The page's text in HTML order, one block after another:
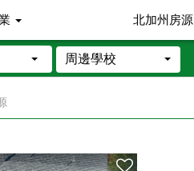
北加州房源
周邊學校